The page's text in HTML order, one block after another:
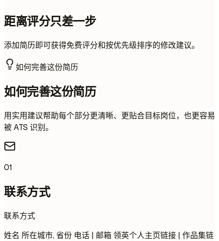
距离评分只差一步
添加简历即可获得免费评分和按优先级排序的修改建议。
如何完善这份简历
如何完善这份简历
用实用建议帮助每个部分更清晰、更贴合目标岗位，也更容易
被 ATS 识别。
01
联系方式
联系方式
姓名 所在城市, 省份 电话 | 邮箱 领英个人主页链接 | 作品集链